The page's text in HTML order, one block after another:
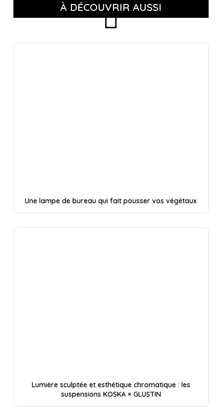
À DÉCOUVRIR AUSSI
Une lampe de bureau qui fait pousser vos végétaux
Lumière sculptée et esthétique chromatique : les
suspensions KOSKA × GLUSTIN